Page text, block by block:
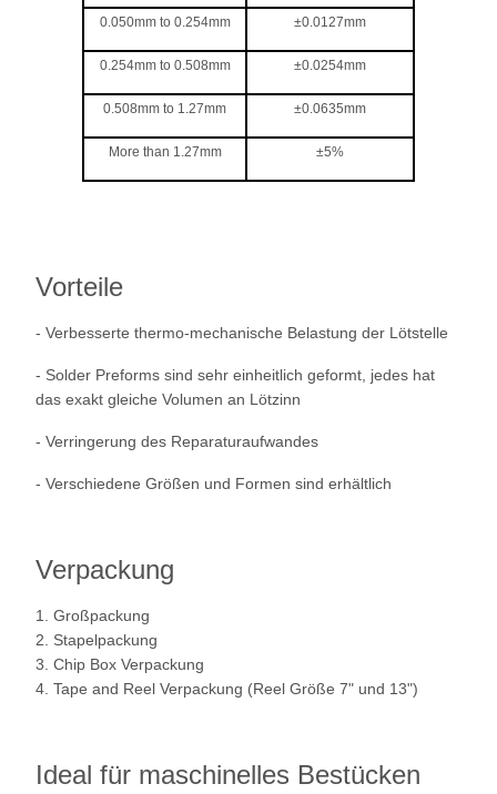
0.050mm to 0.254mm ±0.0127mm
0.254mm to 0.508mm ±0.0254mm
0.508mm to 1.27mm ±0.0635mm
More than 1.27mm ±5%
Vorteile
- Verbesserte thermo-mechanische Belastung der Lötstelle
- Solder Preforms sind sehr einheitlich geformt, jedes hat
das exakt gleiche Volumen an Lötzinn
- Verringerung des Reparaturaufwandes
- Verschiedene Größen und Formen sind erhältlich
Verpackung
1. Großpackung
2. Stapelpackung
3. Chip Box Verpackung
4. Tape and Reel Verpackung (Reel Größe 7" und 13")
Ideal für maschinelles Bestücken